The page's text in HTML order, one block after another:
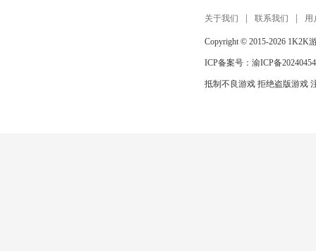
关于我们 联系我们 用
Copyright © 2015-2026 1K2K
ICP备案号： 渝ICP备
抵制不良游戏 拒绝盗版游戏